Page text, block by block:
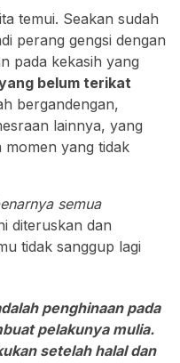
temui. Seakan sudah
perang gengsi dengan
pada kekasih yang
belum terikat
bergandengan,
lainnya, yang
momen yang tidak
semua
diteruskan dan
tidak sanggup lagi
penghinaan pada
pelakunya mulia.
setelah halal dan